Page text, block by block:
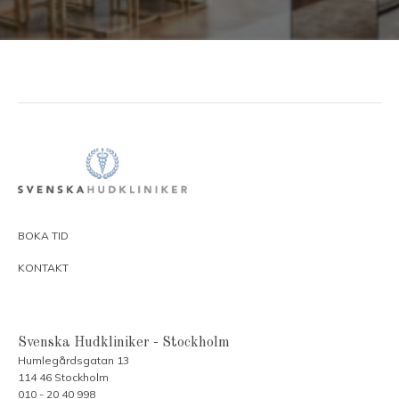
BOKA TID
KONTAKT
Svenska Hudkliniker - Stockholm
Humlegårdsgatan 13
114 46 Stockholm
010 - 20 40 998